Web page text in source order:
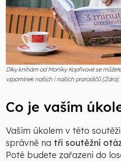
Díky knihám od Moniky Kopřivové se
vzpomínek našich i našich prarodičů
Co je vaším
Vaším úkolem v této
správně na tři soutěžní
Poté budete zařazeni do